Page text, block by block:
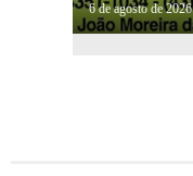
6 de agosto de 2026